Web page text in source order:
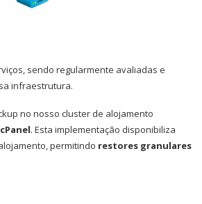
sendo regularmente avaliadas e
infraestrutura.
no nosso cluster de alojamento
. Esta implementação disponibiliza
permitindo restores granulares